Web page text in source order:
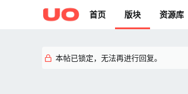
首页 版块 资源库
本帖已锁定，无法再进行回复。